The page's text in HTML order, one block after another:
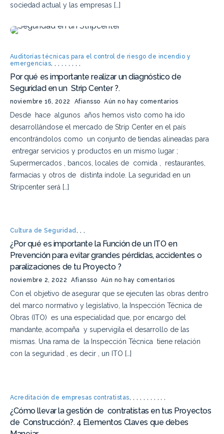
sociedad actual y las empresas […]
Auditorías técnicas para el control de riesgo de incendio y
emergencias
Por qué es importante realizar un diagnóstico de
Seguridad en un Strip Center ?.
noviembre 16, 2022 Afiansso Aún no hay comentarios
Desde hace algunos años hemos visto como ha ido
desarrollándose el mercado de Strip Center en el país
encontrándolos como un conjunto de tiendas alineadas para
entregar servicios y productos en un mismo lugar ;
Supermercados , bancos, locales de comida , restaurantes,
farmacias y otros de distinta índole. La seguridad en un
Stripcenter será […]
Cultura de Seguridad, , ,
¿Por qué es importante la Función de un ITO en
Prevención para evitar grandes pérdidas, accidentes o
paralizaciones de tu Proyecto ?
noviembre 2, 2022 Afiansso Aún no hay comentarios
Con el objetivo de asegurar que se ejecuten las obras dentro
del marco normativo y legislativo, la Inspección Técnica de
Obras (ITO) es una especialidad que, por encargo del
mandante, acompaña y supervigila el desarrollo de las
mismas. Una rama de la Inspección Técnica tiene relación
con la seguridad , es decir , un ITO […]
Acreditación de empresas contratistas, , , , , , , , ,,,
¿Cómo llevar la gestión de contratistas en tus Proyectos
de Construcción?. 4 Elementos Claves que debes